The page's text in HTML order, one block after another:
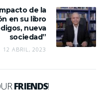
de la
en su libro
nueva
sociedad”
12 ABRIL, 2023
FRIENDS!